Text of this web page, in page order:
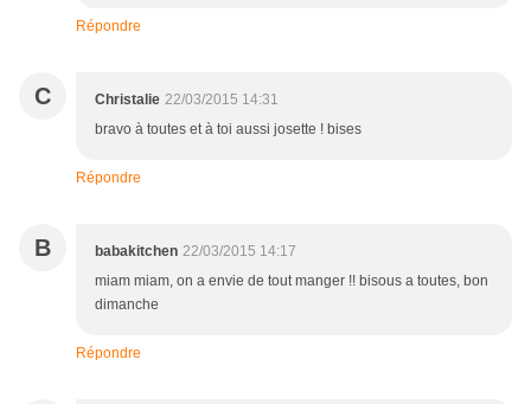
Répondre
C Christalie 22/03/2015 14:31
bravo à toutes et à toi aussi josette ! bises
Répondre
B babakitchen 22/03/2015 14:17
miam miam, on a envie de tout manger !! bisous a toutes, bon
dimanche
Répondre